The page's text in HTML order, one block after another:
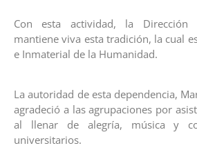
Con esta actividad, la Dirección
mantiene viva esta tradición, la cual
e Inmaterial de la Humanidad.
La autoridad de esta dependencia,
agradeció a las agrupaciones por
al llenar de alegría, música y
universitarios.